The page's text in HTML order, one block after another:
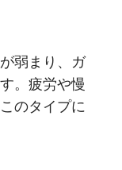
弱まり、ガ
。疲労や慢
のタイプに